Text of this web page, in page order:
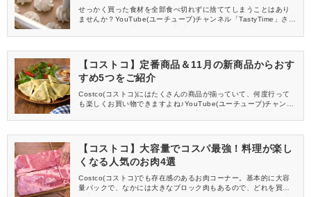
せっかく買った食材を全部食べ切れずに捨ててしまうことはあり
ませんか？YouTube(ユーチューブ)チャンネル「TastyTime」さん
くださっています。食材ロス削減や食費の節約などに役立つアイ
【コストコ】定番商品＆11月の新商品からおす
すめ5つをご紹介
Costco(コストコ)にはたくさんの商品が揃っていて、何度行って
も楽しくお買い物できますよね♪YouTube(ユーチューブ)チャンネ
めの商品がたくさん紹介されています。その中から5つ厳選しまし
【コストコ】大容量でコスパ最強！料理が楽し
くなる人気のお肉4選
Costco(コストコ)でも存在感のあるお肉コーナー。基本的に大容
量パックで、なかには大きなブロック肉もあるので、どれを買っ